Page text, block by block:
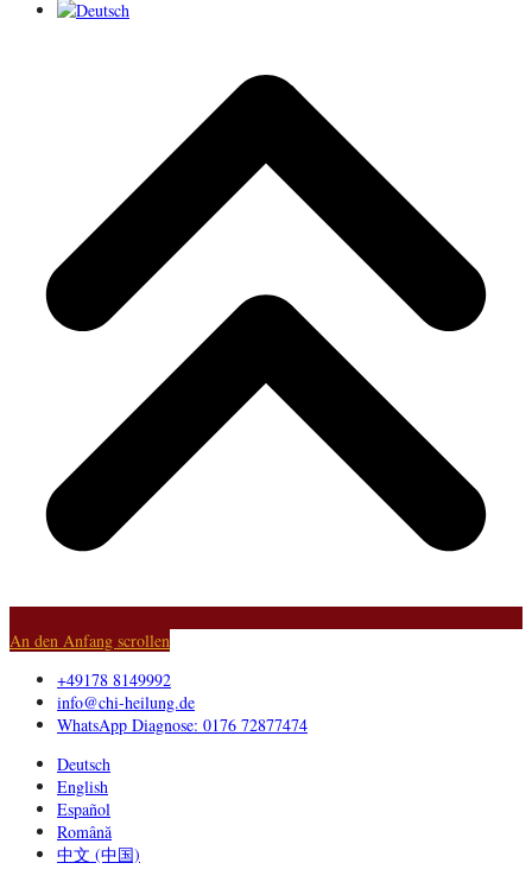
An den Anfang scrollen
+49178 8149992
info@chi-heilung.de
WhatsApp Diagnose: 0176 72877474
Deutsch
English
Español
Română
中文 (中国)